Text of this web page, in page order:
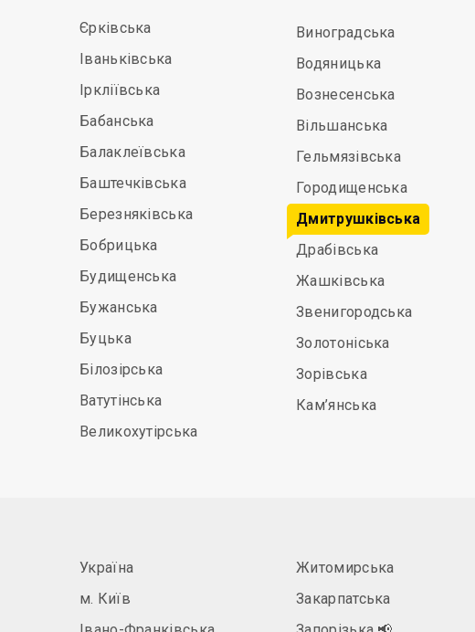
Єрківська
Іваньківська
Іркліївська
Бабанська
Балаклеївська
Баштечківська
Березняківська
Бобрицька
Будищенська
Бужанська
Буцька
Білозірська
Ватутінська
Великохутірська
Виноградська
Водяницька
Вознесенська
Вільшанська
Гельмязівська
Городищенська
Дмитрушківська
Драбівська
Жашківська
Звенигородська
Золотоніська
Зорівська
Кам’янська
Україна
м. Київ
Житомирська
Закарпатська